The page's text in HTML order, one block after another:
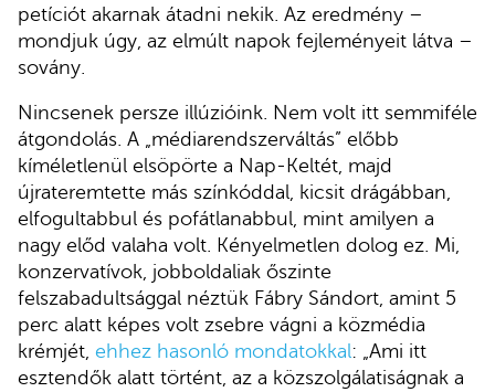
petíciót akarnak átadni nekik. Az eredmény –
mondjuk úgy, az elmúlt napok fejleményeit látva –
sovány.
Nincsenek persze illúzióink. Nem volt itt semmiféle
átgondolás. A „médiarendszerváltás” előbb
kíméletlenül elsöpörte a Nap-Keltét, majd
újrateremtette más színkóddal, kicsit drágábban,
elfogultabbul és pofátlanabbul, mint amilyen a
nagy előd valaha volt. Kényelmetlen dolog ez. Mi,
konzervatívok, jobboldaliak őszinte
felszabadultsággal néztük Fábry Sándort, amint 5
perc alatt képes volt zsebre vágni a közmédia
krémjét, ehhez hasonló mondatokkal: „Ami itt
esztendők alatt történt, az a közszolgálatiságnak a